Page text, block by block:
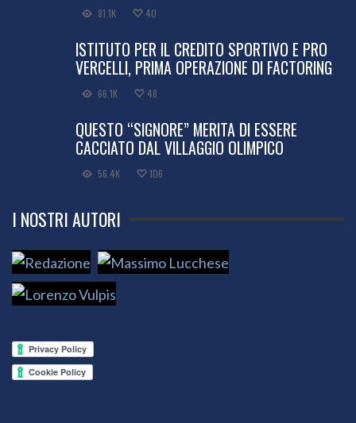
81.1K 40
ISTITUTO PER IL CREDITO SPORTIVO E PRO
VERCELLI, PRIMA OPERAZIONE DI FACTORING
66.1K 48
QUESTO “SIGNORE” MERITA DI ESSERE
CACCIATO DAL VILLAGGIO OLIMPICO
56.4K 106
I NOSTRI AUTORI